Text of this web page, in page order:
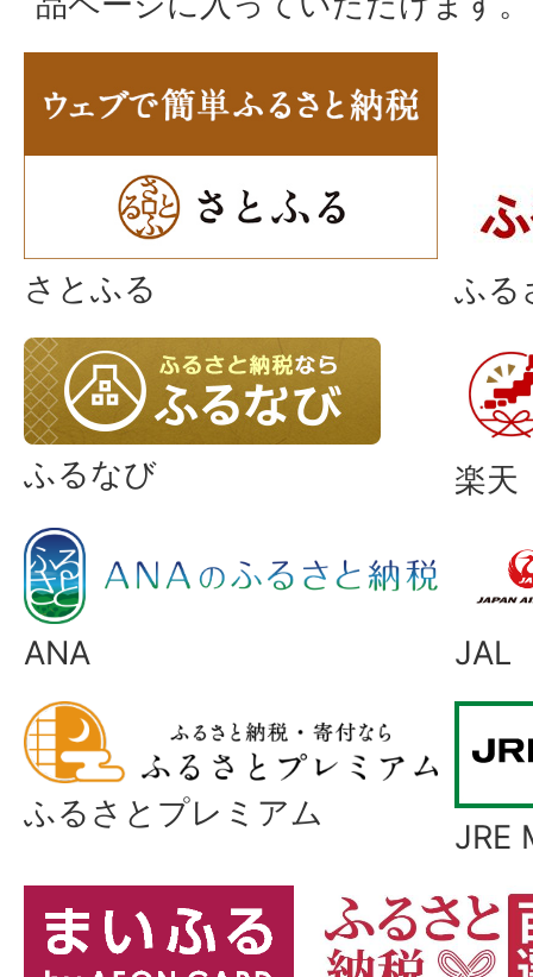
さとふる ふる
ふるなび 楽天
ANA JAL
ふるさとプレミアム
JRE